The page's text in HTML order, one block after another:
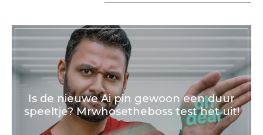
Is de nieuwe Ai pin gewoon een duur
speeltje? Mrwhosetheboss test het uit!